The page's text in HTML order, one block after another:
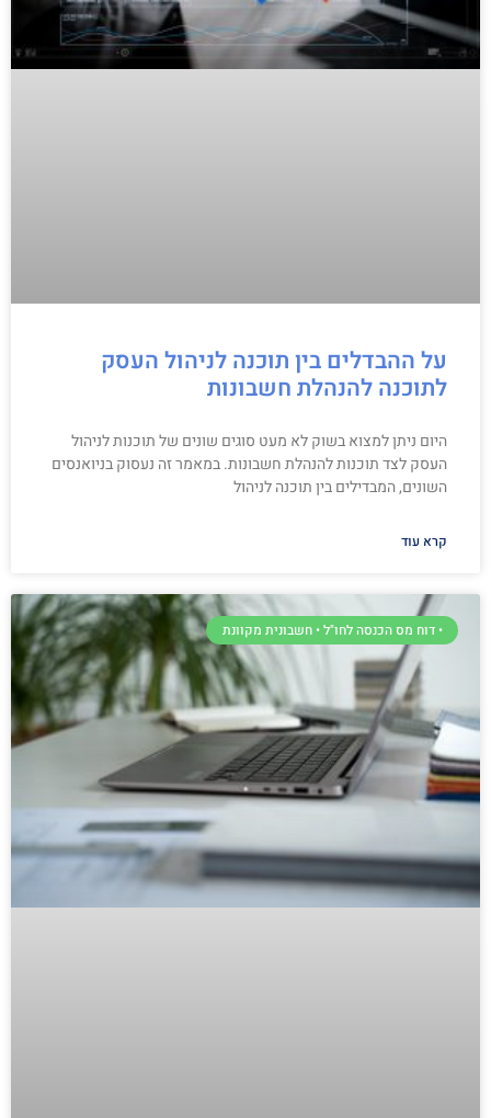
על ההבדלים בין תוכנה לניהול העסק
לתוכנה להנהלת חשבונות
היום ניתן למצוא בשוק לא מעט סוגים שונים של תוכנות לניהול
העסק לצד תוכנות להנהלת חשבונות. במאמר זה נעסוק בניואנסים
השונים, המבדילים בין תוכנה לניהול
קרא עוד
• דוח מס הכנסה לחו"ל • חשבונית מקוונת